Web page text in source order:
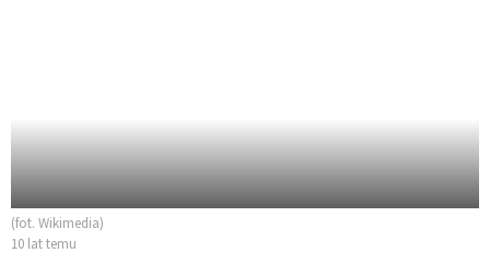
(fot. Wikimedia)
10 lat temu